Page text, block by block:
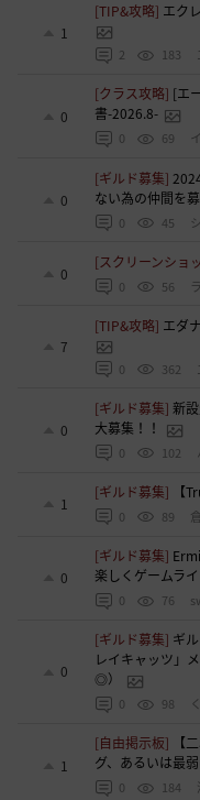
1
[TIP&攻略] エク
2 183
0
[クラス攻略] [エ
書-2026.8-
0 69
0
[ギルド募集]
ない為の仲間を
0 45
0
[スクリーンショ
0 56
7
[TIP&攻略] エダ
0 362
0
[ギルド募集]新
大募集！！
0 102
1
[ギルド募集] 【
0 89
0
[ギルド募集]
楽しくゲームライ
0 76
0
[ギルド募集] ギ
レイキャッツ」
◎）
0 98
1
[自由掲示板]
【
グ、あるいは最
0 184